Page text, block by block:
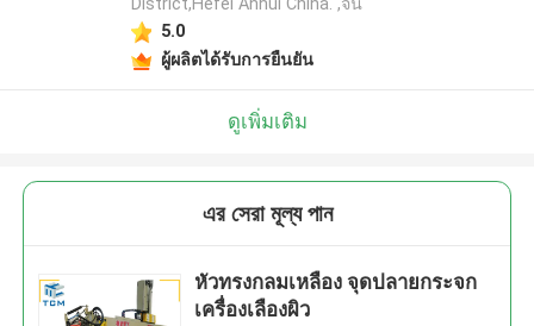
5.0
ผู้ผลิตได้รับการยืนยัน
ดูเพิ่มเติม
এর সেরা মূল্য পান
หัวทรงกลมเหลือง จุดปลายกระจก
เครื่องเลืองผิว